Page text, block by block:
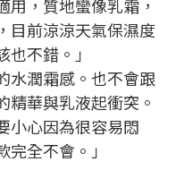
用，質地蠻像乳霜，
目前涼涼天氣保濕度
不錯。」
水潤霜感。也不會跟
精華與乳液起衝突。
小心因為很容易悶
全不會。」